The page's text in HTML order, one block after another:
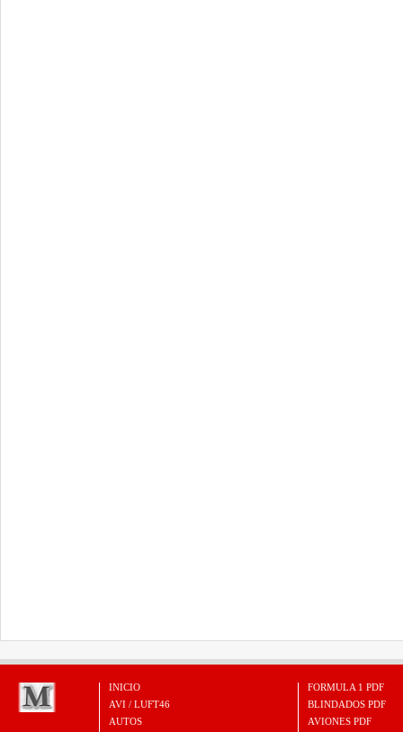
INICIO
AVI / LUFT46
AUTOS
FORMULA 1 PDF
BLINDADOS PDF
AVIONES PDF